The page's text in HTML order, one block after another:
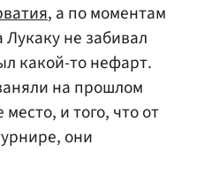
, а по моментам
не забивал
какой-то нефарт.
на прошлом
и того, что от
они